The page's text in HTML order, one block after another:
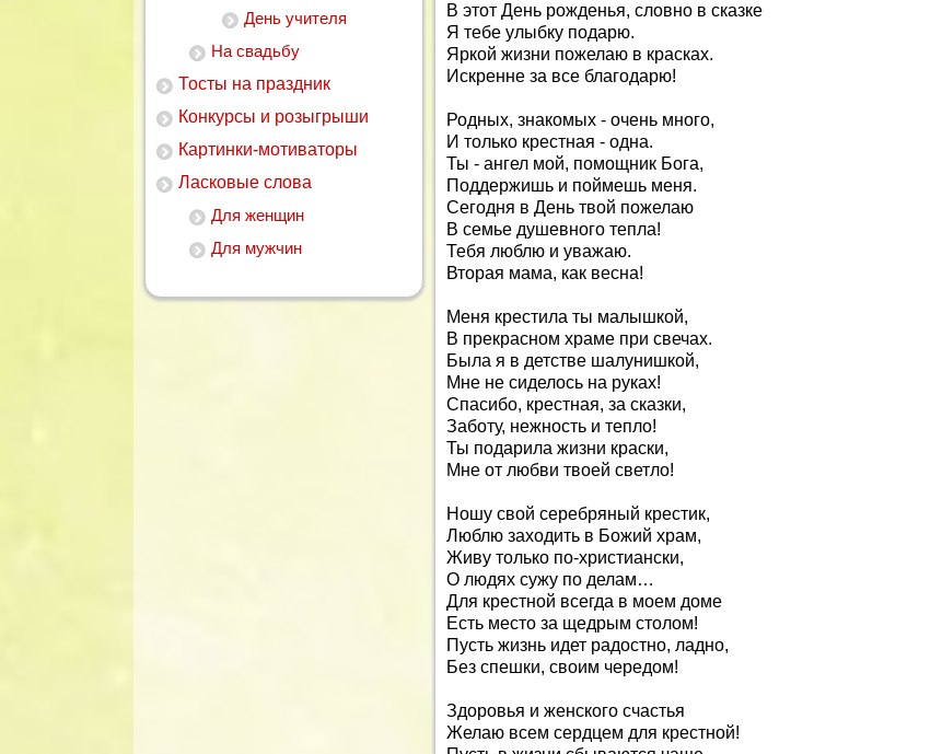
День учителя
На свадьбу
Тосты на праздник
Конкурсы и розыгрыши
Картинки-мотиваторы
Ласковые слова
Для женщин
Для мужчин
В этот День рожденья, словно в сказке
Я тебе улыбку подарю.
Яркой жизни пожелаю в красках.
Искренне за все благодарю!
Родных, знакомых - очень много,
И только крестная - одна.
Ты - ангел мой, помощник Бога,
Поддержишь и поймешь меня.
Сегодня в День твой пожелаю
В семье душевного тепла!
Тебя люблю и уважаю.
Вторая мама, как весна!
Меня крестила ты малышкой,
В прекрасном храме при свечах.
Была я в детстве шалунишкой,
Мне не сиделось на руках!
Спасибо, крестная, за сказки,
Заботу, нежность и тепло!
Ты подарила жизни краски,
Мне от любви твоей светло!
Ношу свой серебряный крестик,
Люблю заходить в Божий храм,
Живу только по-христиански,
О людях сужу по делам…
Для крестной всегда в моем доме
Есть место за щедрым столом!
Пусть жизнь идет радостно, ладно,
Без спешки, своим чередом!
Здоровья и женского счастья
Желаю всем сердцем для крестной!